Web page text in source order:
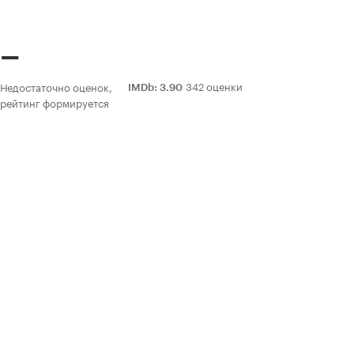
–
Недостаточно оценок,
рейтинг формируется
IMDb: 3.90 342 оценки